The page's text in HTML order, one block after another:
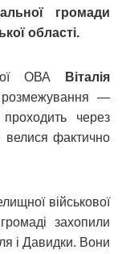
громади
області.
ОВА
Віталія
—
через
велися фактично
військової
захопили
і Давидки. Вони